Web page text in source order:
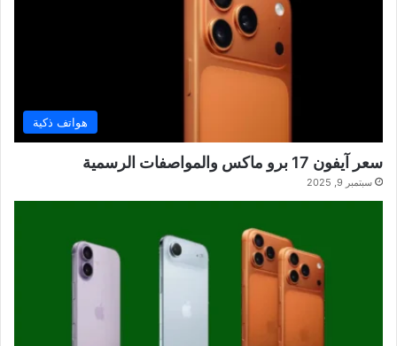
هواتف ذكية
سعر آيفون 17 برو ماكس والمواصفات الرسمية
سبتمبر 9, 2025